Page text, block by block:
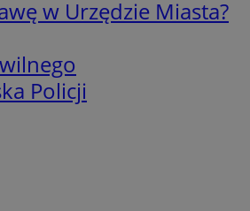
w Urzędzie Miasta?
Policji